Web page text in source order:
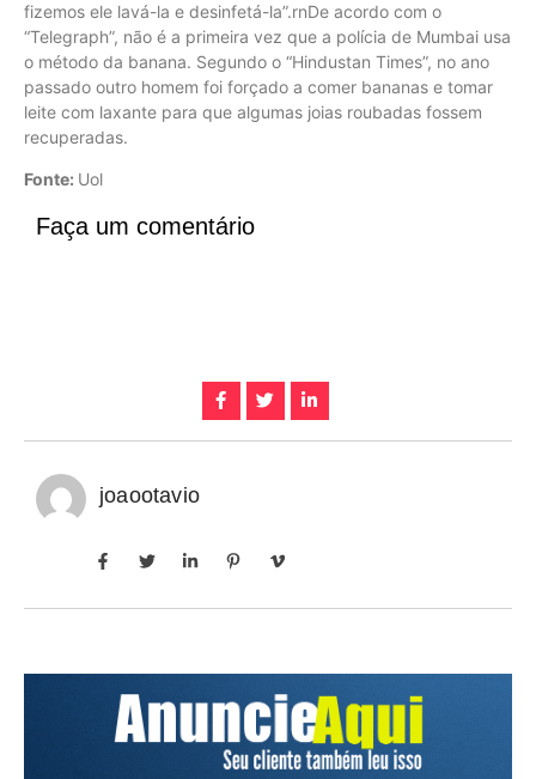
fizemos ele lavá-la e desinfetá-la”.rnDe acordo com o
“Telegraph”, não é a primeira vez que a polícia de Mumbai usa
o método da banana. Segundo o “Hindustan Times”, no ano
passado outro homem foi forçado a comer bananas e tomar
leite com laxante para que algumas joias roubadas fossem
recuperadas.
Fonte: Uol
Faça um comentário
joaootavio